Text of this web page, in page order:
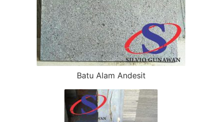
Batu Alam Andesit